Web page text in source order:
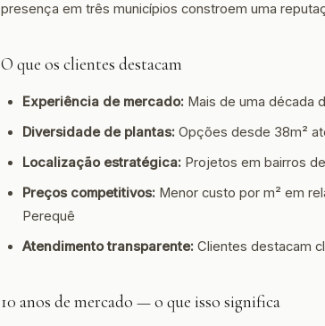
presença em três municípios constroem uma
O que os clientes destacam
Experiência de mercado: Mais de uma década
Diversidade de plantas: Opções desde 38m²
Localização estratégica: Projetos em bairros
Preços competitivos: Menor custo por m² em
Perequê
Atendimento transparente: Clientes destacam
10 anos de mercado — o que isso significa